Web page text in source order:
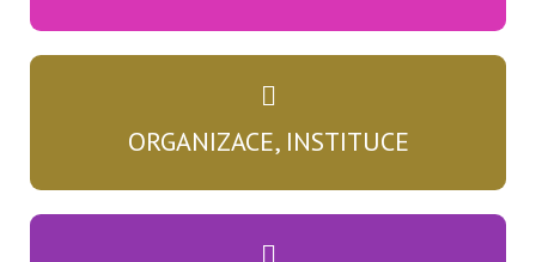
ORGANIZACE, INSTITUCE